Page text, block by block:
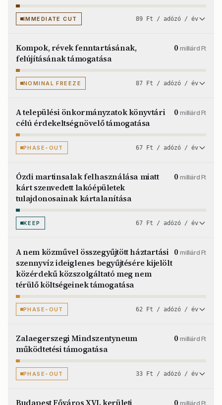
IMMEDIATE CUT 89 Ft / adózó / év
Kompok, révek fenntartásának,
felújításának támogatása
0milliárd Ft
NOMINAL FREEZE 87 Ft / adózó / év
A települési önkormányzatok könyvtári
célú érdekeltségnövelő támogatása
0milliárd Ft
PHASE-OUT 67 Ft / adózó / év
Ózdi martinsalak felhasználása miatt
kárt szenvedett lakóépületek
tulajdonosainak kártalanítása
0milliárd Ft
KEEP 67 Ft / adózó / év
A nem közművel összegyűjtött háztartási
szennyvíz ideiglenes begyűjtésére kijelölt
közérdekű közszolgáltató meg nem
térülő költségeinek támogatása
0milliárd Ft
PHASE-OUT 62 Ft / adózó / év
Zalaegerszegi Mindszentyneum
működtetési támogatása
0milliárd Ft
PHASE-OUT 33 Ft / adózó / év
Budapest Főváros XVI. kerületi
0milliárd Ft